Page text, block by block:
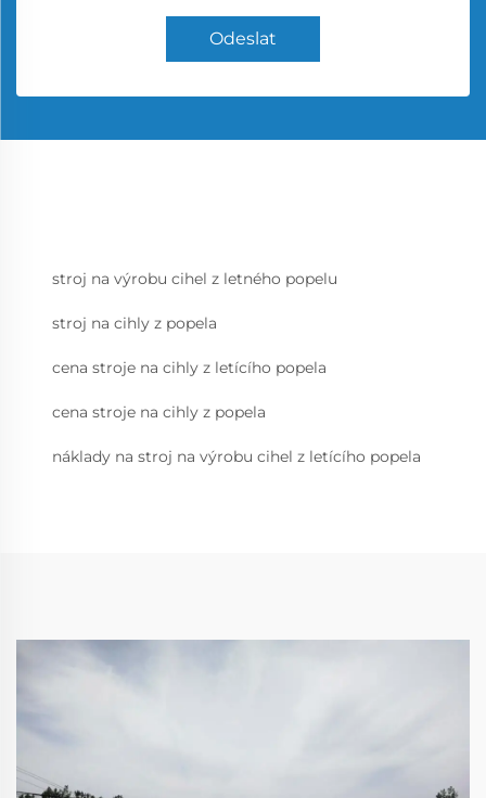
Odeslat
stroj na výrobu cihel z letného popelu
stroj na cihly z popela
cena stroje na cihly z letícího popela
cena stroje na cihly z popela
náklady na stroj na výrobu cihel z letícího popela